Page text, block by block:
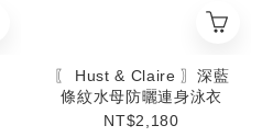
〖 Hust & Claire 〗深藍
條紋水母防曬連身泳衣
NT$2,180